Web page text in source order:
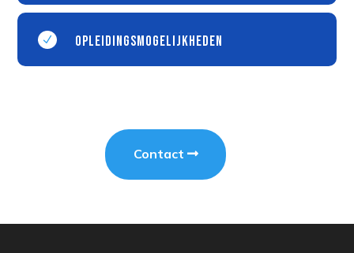
N Opleidingsmogelijkheden
Contact